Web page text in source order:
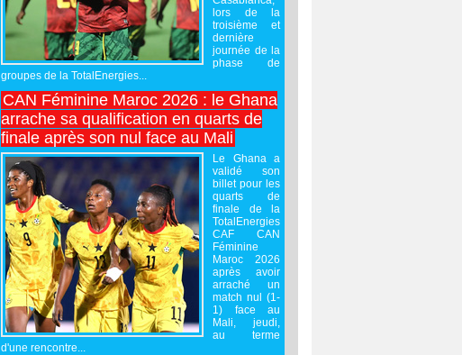
lors de la
troisième et
dernière
journée de la
phase de
groupes de la TotalEnergies...
CAN Féminine Maroc 2026 : le Ghana
arrache sa qualification en quarts de
finale après son nul face au Mali
Le Ghana a
validé son
billet pour les
quarts de
finale de la
TotalEnergies
CAF CAN
Féminine
Maroc 2026
après avoir
arraché un
match nul (1-
1) face au
Mali, jeudi,
au terme
d'une rencontre...